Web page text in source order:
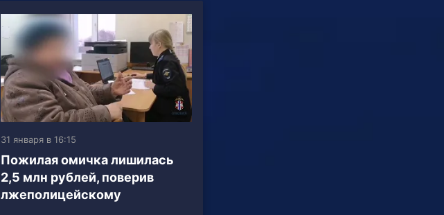
31 января в 16:15
Пожилая омичка лишилась
2,5 млн рублей, поверив
лжеполицейскому